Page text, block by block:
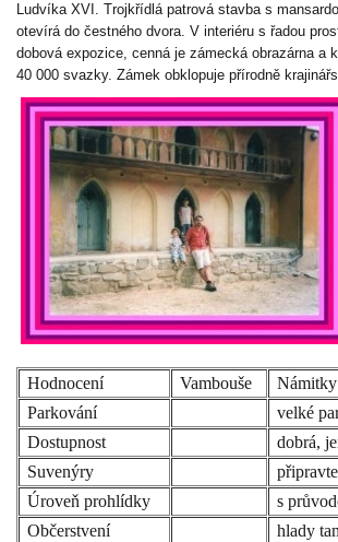
Ludvíka XVI. Trojkřídlá patrová stavba s
otevírá do čestného dvora. V interiéru s řadou
dobová expozice, cenná je zámecká obrazárna a
40 000 svazky. Zámek obklopuje přírodně
Hodnocení Vambouše
Parkování
velké
Dostupnost
dobrá,
Suvenýry
Úroveň prohlídky
s
Občerstvení
hlady